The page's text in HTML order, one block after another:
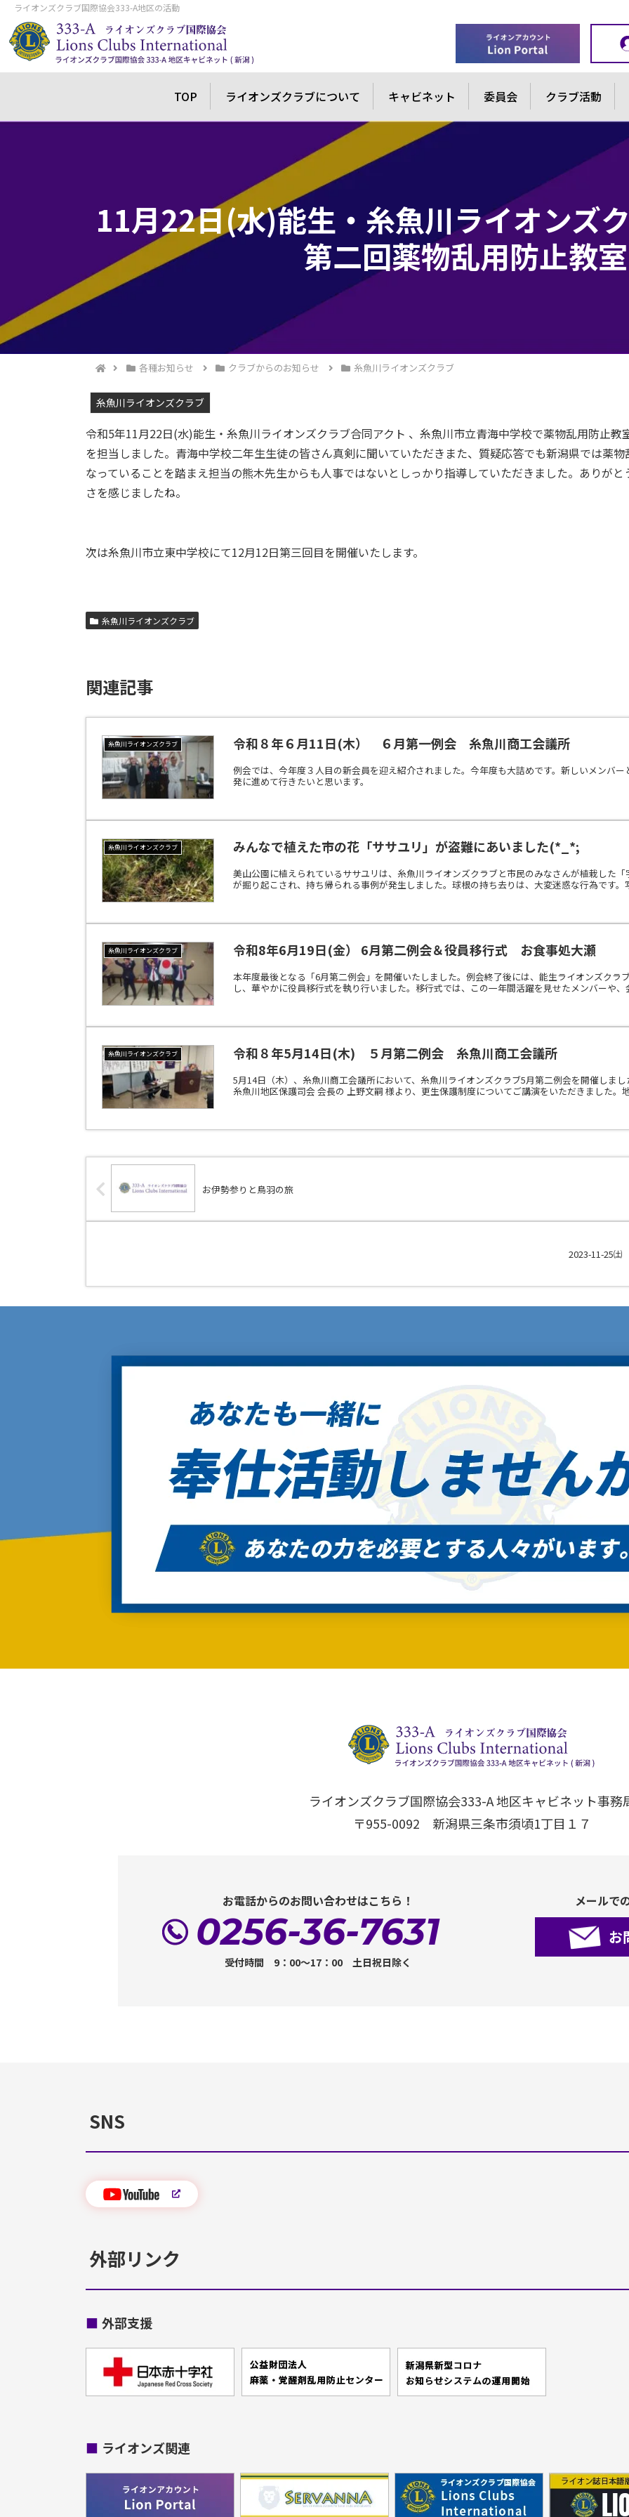
ライオンズクラブ国際協会333-A地区の活動
TOP ライオンズクラブについて キャビネット 委員会 クラブ活動
11月22日(水)能生・糸魚川ライオンズ
第二回薬物乱用防止教室
各種お知らせ クラブからのお知らせ 糸魚川ライオンズクラブ
糸魚川ライオンズクラブ
令和5年11月22日(水)能生・糸魚川ライオンズクラブ合同アクト 、糸魚川市立青海中学校で薬物乱用防止
を担当しました。青海中学校二年生生徒の皆さん真剣に聞いていただきまた、質疑応答でも新潟県では薬
なっていることを踏まえ担当の熊木先生からも人事ではないとしっかり指導していただきました。ありが
さを感じましたね。
次は糸魚川市立東中学校にて12月12日第三回目を開催いたします。
糸魚川ライオンズクラブ
関連記事
糸魚川ライオンズクラブ 令和８年６月11日(木） ６月第一例会 糸魚川商工会議所
例会では、今年度３人目の新会員を迎え紹介されました。今年度も大詰めです。新しいメンバ
発に進めて行きたいと思います。
糸魚川ライオンズクラブ みんなで植えた市の花「ササユリ」が盗難にあいました(*_*;
美山公園に植えられているササユリは、糸魚川ライオンズクラブと市民のみなさんが植栽した
が掘り起こされ、持ち帰られる事例が発生しました。球根の持ち去りは、大変迷惑な行為です。
糸魚川ライオンズクラブ 令和8年6月19日(金） 6月第二例会＆役員移行式 お食事処大瀬
本年度最後となる「6月第二例会」を開催いたしました。例会終了後には、能生ライオンズク
し、華やかに役員移行式を執り行いました。移行式では、この一年間活躍を見せたメンバーや
糸魚川ライオンズクラブ 令和８年5月14日(木) ５月第二例会 糸魚川商工会議所
5月14日（木）、糸魚川商工会議所において、糸魚川ライオンズクラブ5月第二例会を開催しま
糸魚川地区保護司会 会長の 上野文嗣 様より、更生保護制度についてご講演をいただきました。
お伊勢参りと鳥羽の旅
2023-11-25
ライオンズクラブ国際協会333-A 地区キャビネット事務
〒955-0092 新潟県三条市須頃1丁目１７
お電話からのお問い合わせはこちら！
0256-36-7631
受付時間 9：00～17：00 土日祝日除く
メールで
お
SNS
外部リンク
■ 外部支援
■ ライオンズ関連